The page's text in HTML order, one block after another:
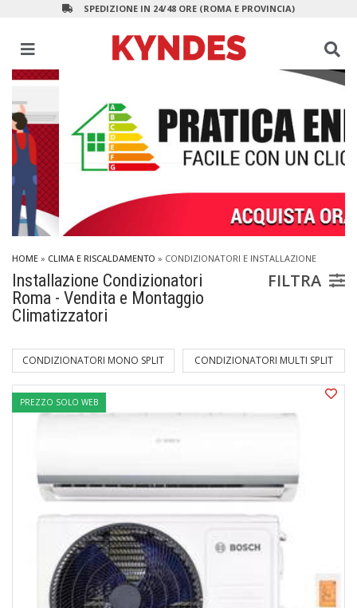
SPEDIZIONE IN 24/48 ORE (ROMA E PROVINCIA)
HOME » CLIMA E RISCALDAMENTO » CONDIZIONATORI E INSTALLAZIONE
Installazione Condizionatori
Roma - Vendita e Montaggio
Climatizzatori
FILTRA
CONDIZIONATORI MONO SPLIT CONDIZIONATORI MULTI SPLIT
PREZZO SOLO WEB